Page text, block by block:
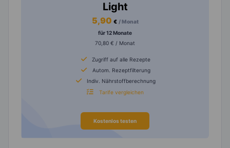
Light
5,90 € / Monat
für 12 Monate
70,80 € / Monat
Zugriff auf alle Rezepte
Autom. Rezeptfilterung
Indiv. Nährstoffberechnung
Tarife vergleichen
Kostenlos testen